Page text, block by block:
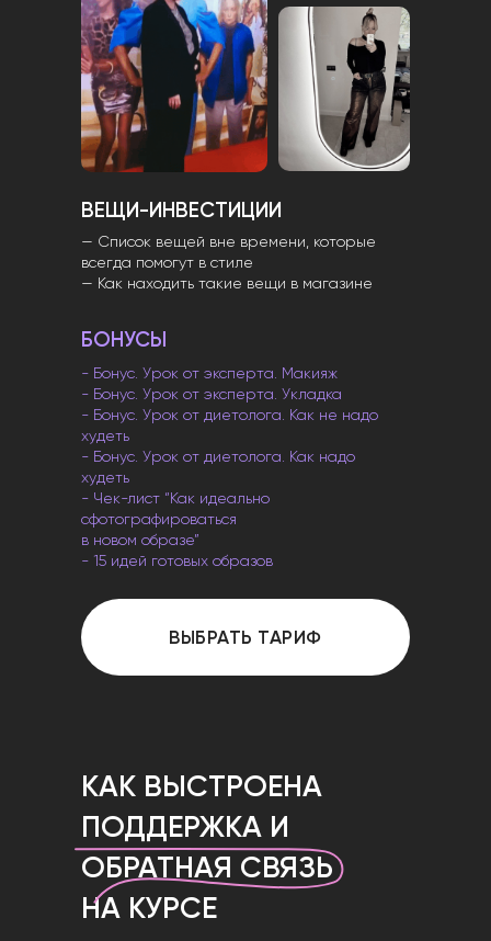
ВЫБРАТЬ ТАРИФ
ВЕЩИ-ИНВЕСТИЦИИ
— Список вещей вне времени, которые
всегда помогут в стиле
— Как находить такие вещи в магазине
БОНУСЫ
- Бонус. Урок от эксперта. Макияж
- Бонус. Урок от эксперта. Укладка
- Бонус. Урок от диетолога. Как не надо
худеть
- Бонус. Урок от диетолога. Как надо
худеть
- Чек-лист “Как идеально
сфотографироваться
в новом образе”
- 15 идей готовых образов
КАК ВЫСТРОЕНА
ПОДДЕРЖКА И
ОБРАТНАЯ СВЯЗЬ
НА КУРСЕ